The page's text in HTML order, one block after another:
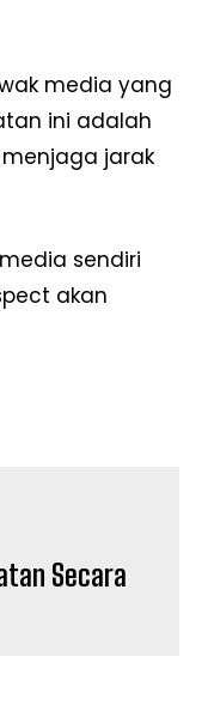
media yang
ini adalah
jarak
sendiri
akan
Secara